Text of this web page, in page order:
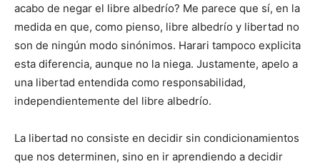
acabo de negar el libre albedrío? Me parece que sí, en la
medida en que, como pienso, libre albedrío y libertad no
son de ningún modo sinónimos. Harari tampoco explicita
esta diferencia, aunque no la niega. Justamente, apelo a
una libertad entendida como responsabilidad,
independientemente del libre albedrío.
La libertad no consiste en decidir sin condicionamientos
que nos determinen, sino en ir aprendiendo a decidir